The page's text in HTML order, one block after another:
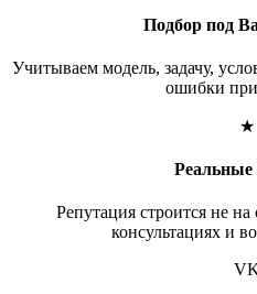
Подбор под
Учитываем модель, задачу,
ошибки
★
Репутация строится не на
консультациях и